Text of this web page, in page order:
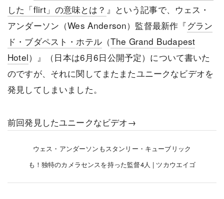
した「flirt」の意味とは？ 』という記事で、ウェス・
アンダーソン（Wes Anderson）監督最新作『 グラン
ド・ブダペスト・ホテル（The Grand Budapest
Hotel）』（日本は6月6日公開予定）について書いた
のですが、それに関してまたまたユニークなビデオを
発見してしまいました。
前回発見したユニークなビデオ→
ウェス・アンダーソンもスタンリー・キューブリック
も！独特のカメラセンスを持った監督4人 | ツカウエイゴ